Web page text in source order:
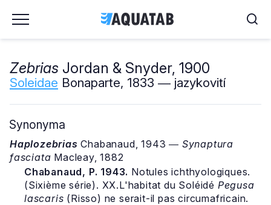
Zebrias Jordan & Snyder, 1900
Soleidae Bonaparte, 1833 ― jazykovití
Synonyma
Haplozebrias Chabanaud, 1943 ― Synaptura
fasciata Macleay, 1882
Chabanaud, P. 1943. Notules ichthyologiques.
(Sixième série). XX.L'habitat du Soléidé Pegusa
lascaris (Risso) ne serait-il pas circumafricain.